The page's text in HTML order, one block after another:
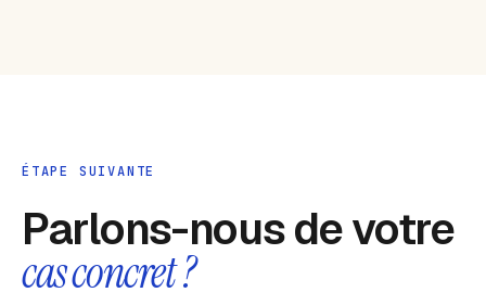
ÉTAPE SUIVANTE
Parlons-nous de votre
cas concret ?